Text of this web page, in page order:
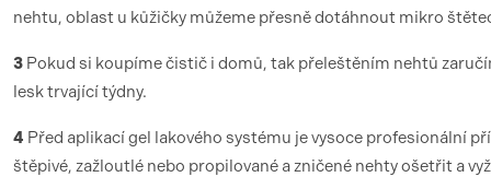
nehtu, oblast u kůžičky můžeme přesně dotáhnout mikro
3 Pokud si koupíme čistič i domů, tak přeleštěním nehtů
lesk trvající týdny.
4 Před aplikací gel lakového systému je vysoce profesionální
štěpivé, zažloutlé nebo propilované a zničené nehty ošetřit a